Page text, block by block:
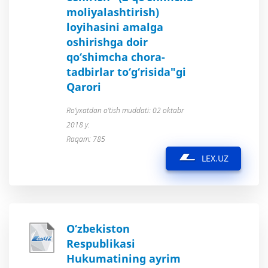
moliyalashtirish)
loyihasini amalga
oshirishga doir
qo‘shimcha chora-
tadbirlar to‘g‘risida"gi
Qarori
Ro’yxatdan o’tish muddati: 02 oktabr
2018 y.
Raqam: 785
LEX.UZ
O‘zbekiston
Respublikasi
Hukumatining ayrim